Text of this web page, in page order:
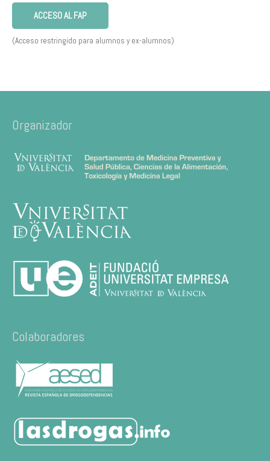
ACCESO AL FAP
(Acceso restringido para alumnos y ex-alumnos)
Organizador
Colaboradores